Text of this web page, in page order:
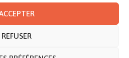
REFUSER
de confidentialité